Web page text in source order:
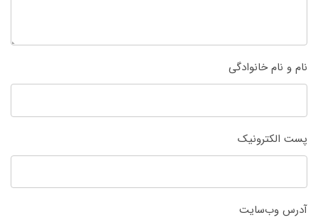
نام و نام خانوادگی
پست الکترونیک
آدرس وب‌سایت